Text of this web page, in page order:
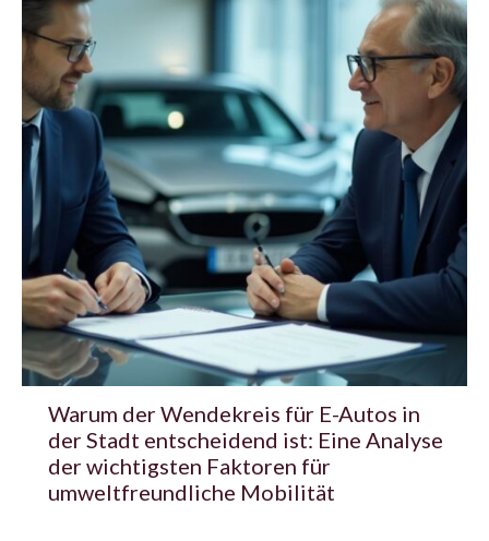
Warum der Wendekreis für E-Autos in
der Stadt entscheidend ist: Eine Analyse
der wichtigsten Faktoren für
umweltfreundliche Mobilität